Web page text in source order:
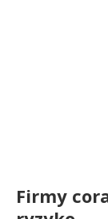
Firmy